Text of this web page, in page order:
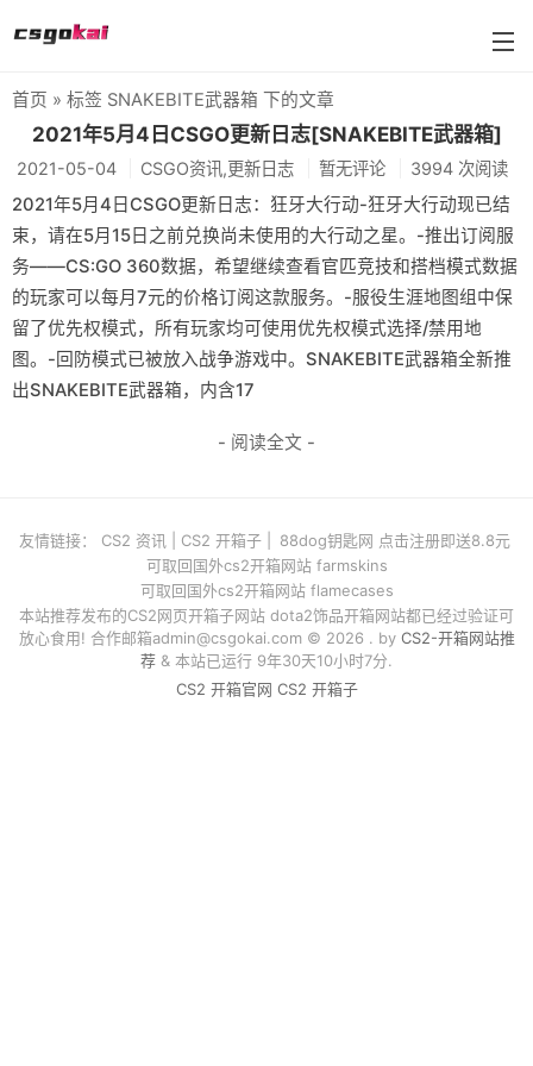
farmskins
88dog
flamecases
88hash-jp
首页 » 标签 SNAKEBITE武器箱 下的文章
2021年5月4日CSGO更新日志[SNAKEBITE武器箱]
2021-05-04 CSGO资讯,更新日志 暂无评论 3994 次阅读
2021年5月4日CSGO更新日志：狂牙大行动-狂牙大行动现已结
束，请在5月15日之前兑换尚未使用的大行动之星。-推出订阅服
务——CS:GO 360数据，希望继续查看官匹竞技和搭档模式数据
的玩家可以每月7元的价格订阅这款服务。-服役生涯地图组中保
留了优先权模式，所有玩家均可使用优先权模式选择/禁用地
图。-回防模式已被放入战争游戏中。SNAKEBITE武器箱全新推
出SNAKEBITE武器箱，内含17
- 阅读全文 -
友情链接： CS2 资讯 CS2 开箱子
88dog钥匙网 点击注册即送8.8元
可取回国外cs2开箱网站 farmskins
可取回国外cs2开箱网站 flamecases
本站推荐发布的CS2网页开箱子网站 dota2饰品开箱网站都已经过验证可
放心食用! 合作邮箱admin@csgokai.com© 2026 . by CS2-开箱网站推
荐 & 本站已运行 9年30天10小时7分.
CS2 开箱官网 CS2 开箱子